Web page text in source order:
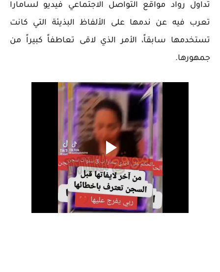
تداول رواد مواقع التواصل الاجتماعي فيديو لسامارا
تعرب فيه عن ندمها على الألفاظ البذيئة التي كانت
تستخدمها سابقاً، الأمر الذي لاقى تعاطفاً كبيراً من
جمهورها.